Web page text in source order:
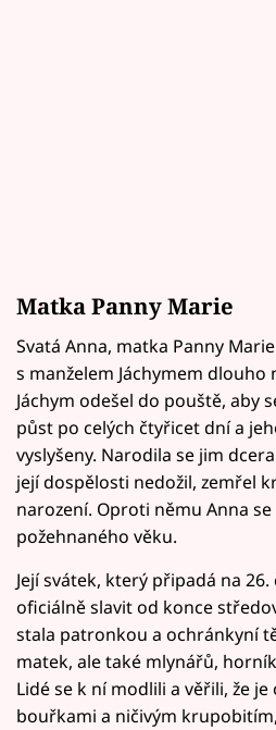
Matka Panny Marie
Svatá Anna, matka Panny
s manželem Jáchymem
Jáchym odešel do pouště, aby
půst po celých čtyřicet dní a
vyslyšeny. Narodila se jim
její dospělosti nedožil, zemřel
narození. Oproti němu Anna
požehnaného věku.
Její svátek, který připadá na
oficiálně slavit od konce
stala patronkou a ochránkyní
matek, ale také mlynářů,
Lidé se k ní modlili a věřili, že
bouřkami a ničivým